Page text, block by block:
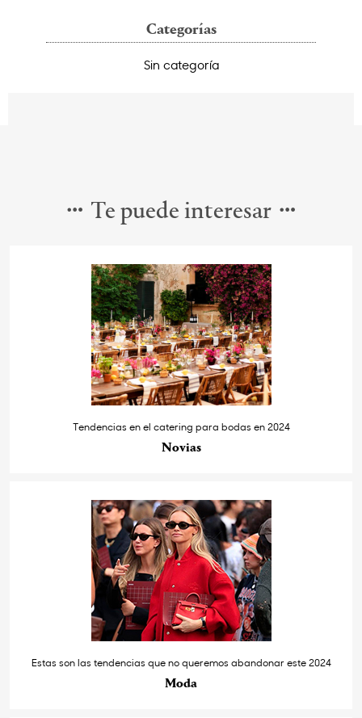
Categorías
Sin categoría
Te puede interesar
Tendencias en el catering para bodas en 2024
Novias
Estas son las tendencias que no queremos abandonar este 2024
Moda